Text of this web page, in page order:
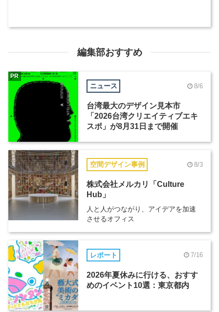
編集部おすすめ
ニュース 8/6
台湾最大のデザイン見本市
「2026台湾クリエイティブエキ
スポ」が8月31日まで開催
PR
空間デザイン事例 8/3
株式会社メルカリ「Culture
Hub」
人と人がつながり、アイデアを加速
させるオフィス
レポート 7/16
2026年夏休みに行ける、おすす
めのイベント10選：東京都内